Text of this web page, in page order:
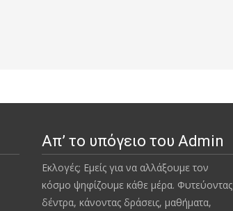
Απ’ το υπόγειο του Admin
Εκλογές; Εμείς για να αλλάξουμε τον
κόσμο ψηφίζουμε κάθε μέρα. Φυτεύοντας
δέντρα, κάνοντας δράσεις, μαθήματα,